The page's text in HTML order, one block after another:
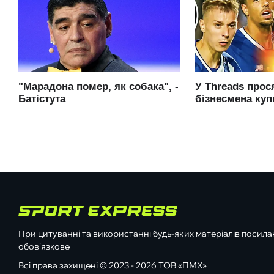
При цитуванні та використанні будь-яких матеріалів
обов'язкове
Всі права захищені © 2023 - 2026 ТОВ «ПМХ»